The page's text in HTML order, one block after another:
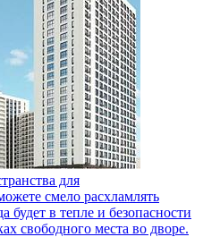
для
смело расхламлять
будет в тепле и безопасности
свободного места во дворе.